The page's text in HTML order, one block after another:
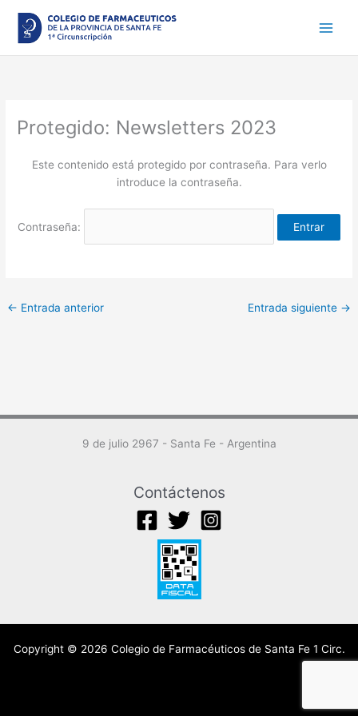
contenido
Protegido: Newsletters 2023
Este contenido está protegido por contraseña. Para verlo
introduce la contraseña.
Contraseña:
← Entrada anterior Entrada siguiente →
9 de julio 2967 - Santa Fe - Argentina
Contáctenos
Copyright © 2026 Colegio de Farmacéuticos de Santa Fe 1 Circ.